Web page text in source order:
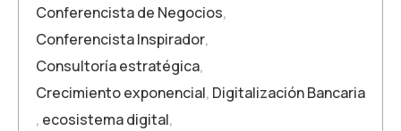
Conferencista de Negocios,
Conferencista Inspirador,
Consultoría estratégica,
Crecimiento exponencial, Digitalización Bancaria
, ecosistema digital,